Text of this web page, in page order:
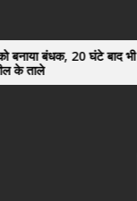
the
content
घंटे बाद भी